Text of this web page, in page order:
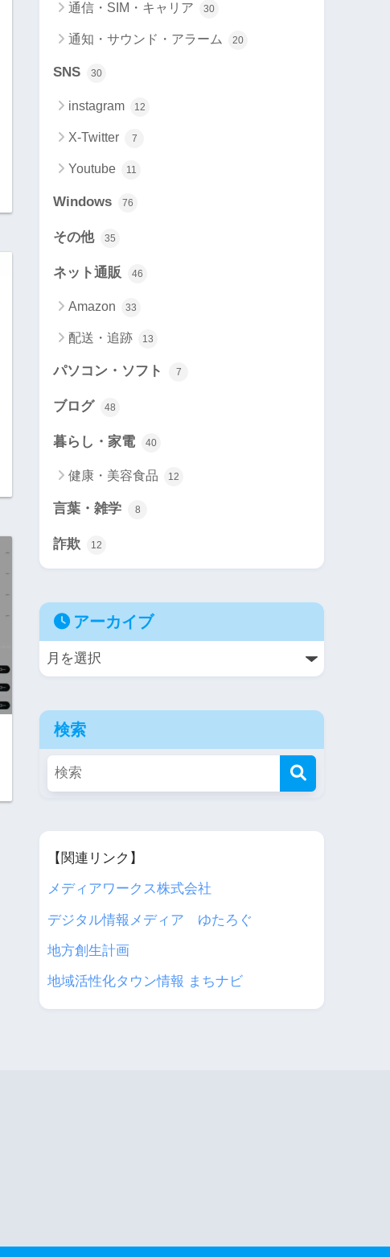
通信・SIM・キャリア 30
通知・サウンド・アラーム 20
SNS 30
instagram 12
X-Twitter 7
Youtube 11
Windows 76
その他 35
ネット通販 46
Amazon 33
配送・追跡 13
パソコン・ソフト 7
ブログ 48
暮らし・家電 40
健康・美容食品 12
言葉・雑学 8
詐欺 12
アーカイブ
検索
【関連リンク】
メディアワークス株式会社
デジタル情報メディア ゆたろぐ
地方創生計画
地域活性化タウン情報 まちナビ